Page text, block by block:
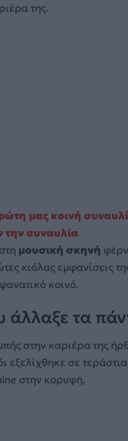
της.
μας κοινή
την συναυλία
μουσική σκηνή
κιόλας εμφανίσεις
κοινό.
άλλαξε τα
στην καριέρα της
εξελίχθηκε σε
στην κορυφή.